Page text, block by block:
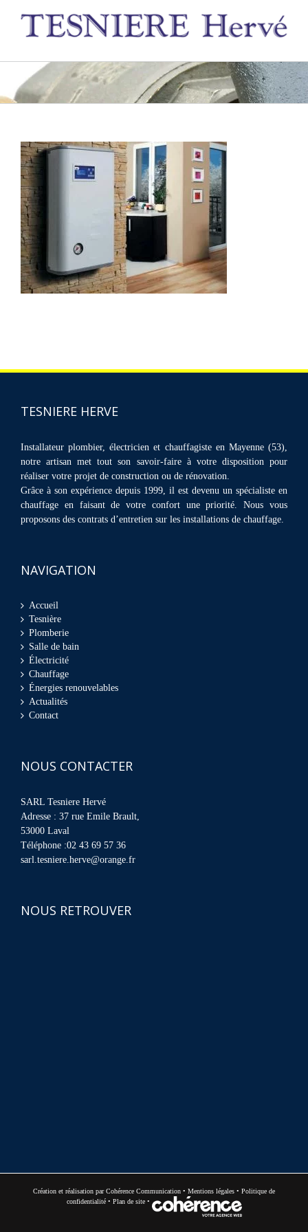
TESNIERE HERVE
Installateur plombier, électricien et chauffagiste en Mayenne (53),
notre artisan met tout son savoir-faire à votre disposition pour
réaliser votre projet de construction ou de rénovation.
Grâce à son expérience depuis 1999, il est devenu un spécialiste en
chauffage en faisant de votre confort une priorité. Nous vous
proposons des contrats d’entretien sur les installations de chauffage.
NAVIGATION
Accueil
Tesnière
Plomberie
Salle de bain
Électricité
Chauffage
Énergies renouvelables
Actualités
Contact
NOUS CONTACTER
SARL Tesniere Hervé
Adresse : 37 rue Emile Brault,
53000 Laval
Téléphone :02 43 69 57 36
sarl.tesniere.herve@orange.fr
NOUS RETROUVER
Création et réalisation parCohérence Communication • Mentions légales • Politique de
confidentialité• Plan de site •